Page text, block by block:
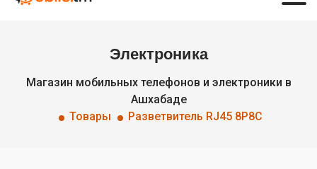
Электроника
Магазин мобильных телефонов и электроники в
Ашхабаде
Товары
Разветвитель RJ45 8P8C